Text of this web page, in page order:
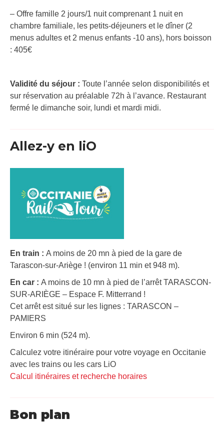
– Offre famille 2 jours/1 nuit comprenant 1 nuit en
chambre familiale, les petits-déjeuners et le dîner (2
menus adultes et 2 menus enfants -10 ans), hors boisson
: 405€
Validité du séjour : Toute l’année selon disponibilités et
sur réservation au préalable 72h à l’avance. Restaurant
fermé le dimanche soir, lundi et mardi midi.
Allez-y en liO
En train : A moins de 20 mn à pied de la gare de
Tarascon-sur-Ariège ! (environ 11 min et 948 m).
En car : A moins de 10 mn à pied de l’arrêt TARASCON-
SUR-ARIÈGE – Espace F. Mitterrand !
Cet arrêt est situé sur les lignes : TARASCON –
PAMIERS
Environ 6 min (524 m).
Calculez votre itinéraire pour votre voyage en Occitanie
avec les trains ou les cars LiO
Calcul itinéraires et recherche horaires
Bon plan